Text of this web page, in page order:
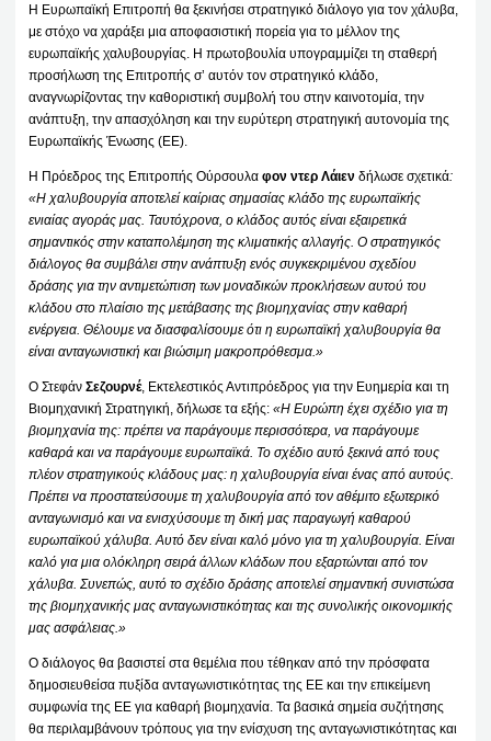
Η Ευρωπαϊκή Επιτροπή θα ξεκινήσει στρατηγικό διάλογο για τον χάλυβα,
με στόχο να χαράξει μια αποφασιστική πορεία για το μέλλον της
ευρωπαϊκής χαλυβουργίας. Η πρωτοβουλία υπογραμμίζει τη σταθερή
προσήλωση της Επιτροπής σ’ αυτόν τον στρατηγικό κλάδο,
αναγνωρίζοντας την καθοριστική συμβολή του στην καινοτομία, την
ανάπτυξη, την απασχόληση και την ευρύτερη στρατηγική αυτονομία της
Ευρωπαϊκής Ένωσης (ΕΕ).
Η Πρόεδρος της Επιτροπής Ούρσουλα φον ντερ Λάιεν δήλωσε σχετικά:
«Η χαλυβουργία αποτελεί καίριας σημασίας κλάδο της ευρωπαϊκής
ενιαίας αγοράς μας. Ταυτόχρονα, ο κλάδος αυτός είναι εξαιρετικά
σημαντικός στην καταπολέμηση της κλιματικής αλλαγής. Ο στρατηγικός
διάλογος θα συμβάλει στην ανάπτυξη ενός συγκεκριμένου σχεδίου
δράσης για την αντιμετώπιση των μοναδικών προκλήσεων αυτού του
κλάδου στο πλαίσιο της μετάβασης της βιομηχανίας στην καθαρή
ενέργεια. Θέλουμε να διασφαλίσουμε ότι η ευρωπαϊκή χαλυβουργία θα
είναι ανταγωνιστική και βιώσιμη μακροπρόθεσμα.»
Ο ΣτεφάνΣεζουρνέ, Εκτελεστικός Αντιπρόεδρος για την Ευημερία και τη
Βιομηχανική Στρατηγική, δήλωσε τα εξής:«Η Ευρώπη έχει σχέδιο για τη
βιομηχανία της: πρέπει να παράγουμε περισσότερα, να παράγουμε
καθαρά και να παράγουμε ευρωπαϊκά. Το σχέδιο αυτό ξεκινά από τους
πλέον στρατηγικούς κλάδους μας: η χαλυβουργία είναι ένας από αυτούς.
Πρέπει να προστατεύσουμε τη χαλυβουργία από τον αθέμιτο εξωτερικό
ανταγωνισμό και να ενισχύσουμε τη δική μας παραγωγή καθαρού
ευρωπαϊκού χάλυβα. Αυτό δεν είναι καλό μόνο για τη χαλυβουργία. Είναι
καλό για μια ολόκληρη σειρά άλλων κλάδων που εξαρτώνται από τον
χάλυβα. Συνεπώς, αυτό το σχέδιο δράσης αποτελεί σημαντική συνιστώσα
της βιομηχανικής μας ανταγωνιστικότητας και της συνολικής οικονομικής
μας ασφάλειας.»
Ο διάλογος θα βασιστεί στα θεμέλια που τέθηκαν από την πρόσφατα
δημοσιευθείσα πυξίδα ανταγωνιστικότητας της ΕΕ και την επικείμενη
συμφωνία της ΕΕ για καθαρή βιομηχανία. Τα βασικά σημεία συζήτησης
θα περιλαμβάνουν τρόπους για την ενίσχυση της ανταγωνιστικότητας και